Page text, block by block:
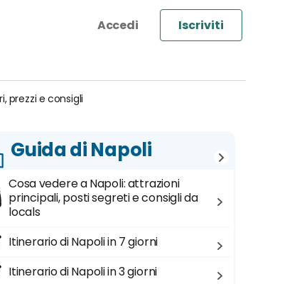
Iscriviti
prezzi e consigli
Guida di Napoli
Cosa vedere a Napoli: attrazioni
principali, posti segreti e consigli da
locals
Itinerario di Napoli in 7 giorni
Itinerario di Napoli in 3 giorni